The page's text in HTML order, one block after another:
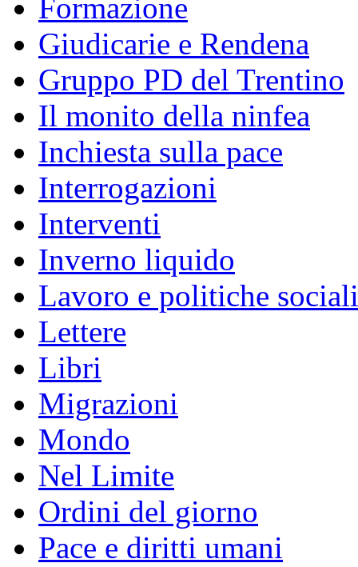
Formazione
Giudicarie e Rendena
Gruppo PD del Trentino
Il monito della ninfea
Inchiesta sulla pace
Interrogazioni
Interventi
Inverno liquido
Lavoro e politiche sociali
Lettere
Libri
Migrazioni
Mondo
Nel Limite
Ordini del giorno
Pace e diritti umani